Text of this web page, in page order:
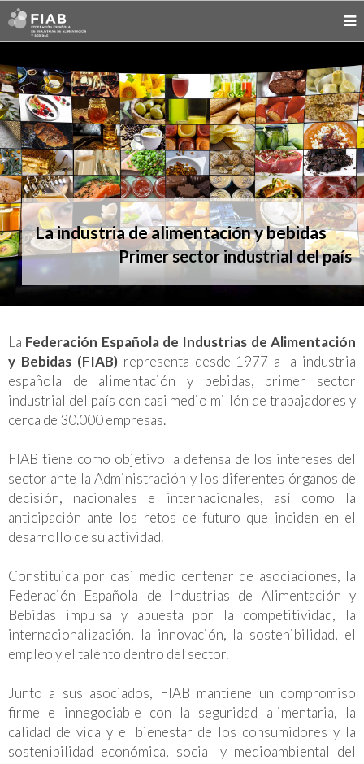
La industria de alimentación y bebidas
Primer sector industrial del país
La Federación Española de Industrias de Alimentación
y Bebidas (FIAB)representa desde 1977 a la industria
española de alimentación y bebidas, primer sector
industrial del país con casi medio millón de trabajadores y
cerca de 30.000 empresas.
FIAB tiene como objetivo la defensa de los intereses del
sector ante la Administración y los diferentes órganos de
decisión, nacionales e internacionales, así como la
anticipación ante los retos de futuro que inciden en el
desarrollo de su actividad.
Constituida por casi medio centenar de asociaciones, la
Federación Española de Industrias de Alimentación y
Bebidas impulsa y apuesta por la competitividad, la
internacionalización, la innovación, la sostenibilidad, el
empleo y el talento dentro del sector.
Junto a sus asociados, FIAB mantiene un compromiso
firme e innegociable con la seguridad alimentaria, la
calidad de vida y el bienestar de los consumidores y la
sostenibilidad económica, social y medioambiental del